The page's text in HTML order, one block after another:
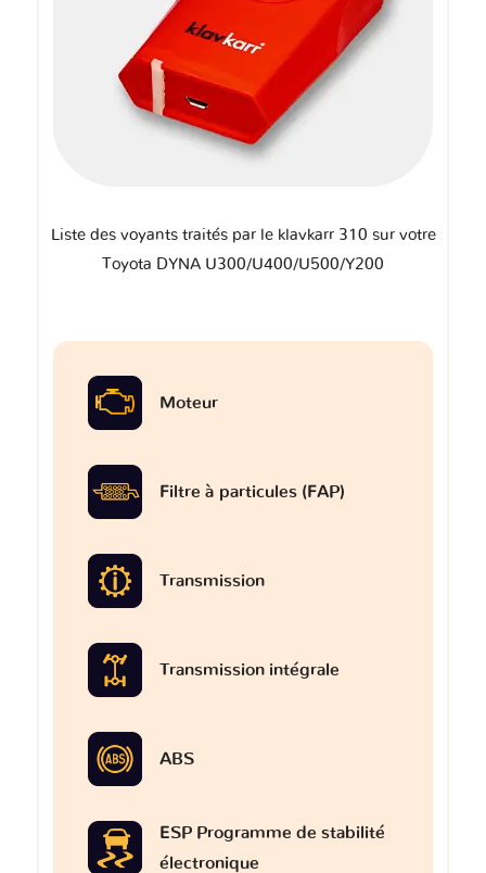
Liste des voyants traités par le klavkarr 310 sur votre
Toyota DYNA U300/U400/U500/Y200
Moteur
Filtre à particules (FAP)
Transmission
Transmission intégrale
ABS
ESP Programme de stabilité
électronique